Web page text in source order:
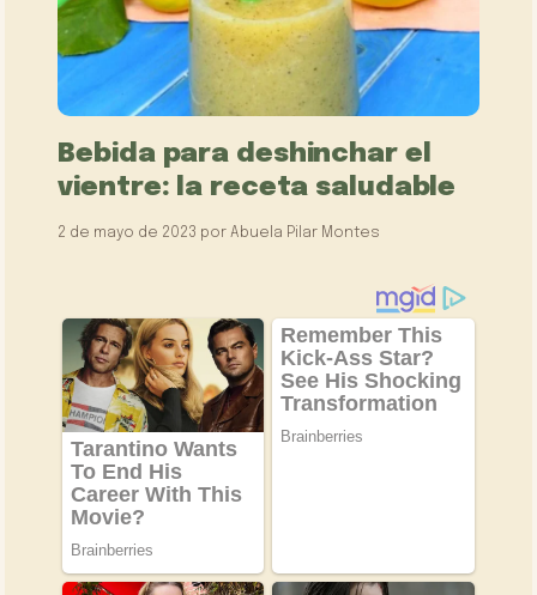
Bebida para deshinchar el
vientre: la receta saludable
2 de mayo de 2023 porAbuela Pilar Montes